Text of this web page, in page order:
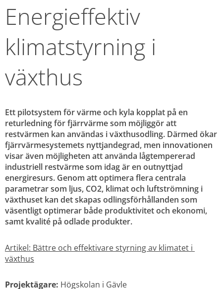
Energieffektiv
klimatstyrning i
växthus
Ett pilotsystem för värme och kyla kopplat på en
returledning för fjärrvärme som möjliggör att
restvärmen kan användas i växthusodling. Därmed ökar
fjärrvärmesystemets nyttjandegrad, men innovationen
visar även möjligheten att använda lågtempererad
industriell restvärme som idag är en outnyttjad
energiresurs. Genom att optimera flera centrala
parametrar som ljus, CO2, klimat och luftströmning i
växthuset kan det skapas odlingsförhållanden som
väsentligt optimerar både produktivitet och ekonomi,
samt kvalité på odlade produkter.
Artikel: Bättre och effektivare styrning av klimatet i
växthus
Projektägare: Högskolan i Gävle